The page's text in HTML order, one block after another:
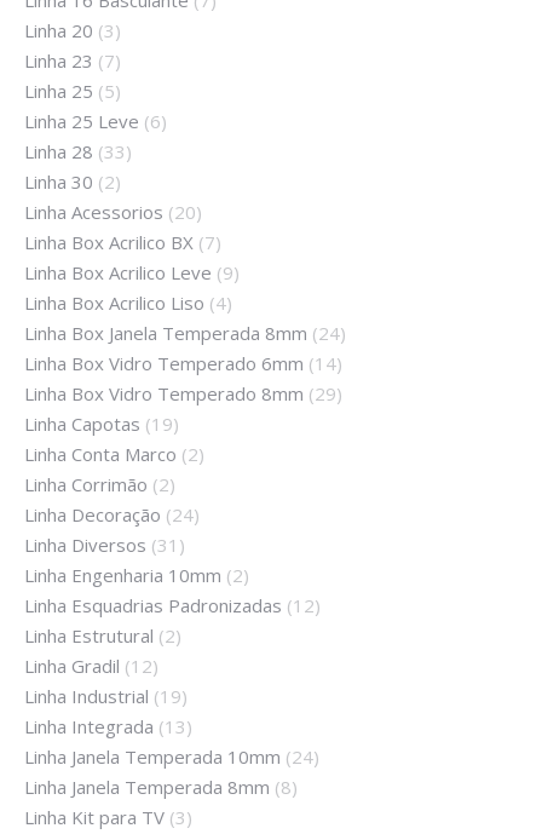
Linha 20 (3)
Linha 23 (7)
Linha 25 (5)
Linha 25 Leve (6)
Linha 28 (33)
Linha 30 (2)
Linha Acessorios (20)
Linha Box Acrilico BX (7)
Linha Box Acrilico Leve (9)
Linha Box Acrilico Liso (4)
Linha Box Janela Temperada 8mm (24)
Linha Box Vidro Temperado 6mm (14)
Linha Box Vidro Temperado 8mm (29)
Linha Capotas (19)
Linha Conta Marco (2)
Linha Corrimão (2)
Linha Decoração (24)
Linha Diversos (31)
Linha Engenharia 10mm (2)
Linha Esquadrias Padronizadas (12)
Linha Estrutural (2)
Linha Gradil (12)
Linha Industrial (19)
Linha Integrada (13)
Linha Janela Temperada 10mm (24)
Linha Janela Temperada 8mm (8)
Linha Kit para TV (3)